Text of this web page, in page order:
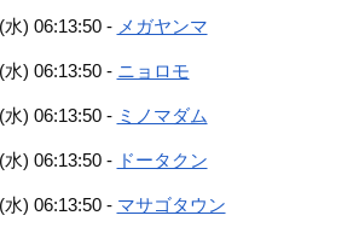
) 06:13:50 - メガヤンマ
) 06:13:50 - ニョロモ
) 06:13:50 - ミノマダム
) 06:13:50 - ドータクン
) 06:13:50 - マサゴタウン